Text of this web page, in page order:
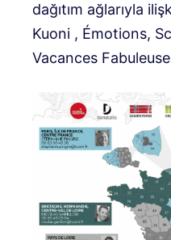
dağıtım ağlarıyla
Kuoni , Émotions,
Vacances